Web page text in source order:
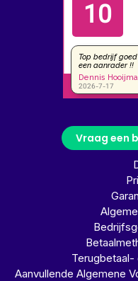
Vraag een
Terugbetaal-
Aanvullende Algemene